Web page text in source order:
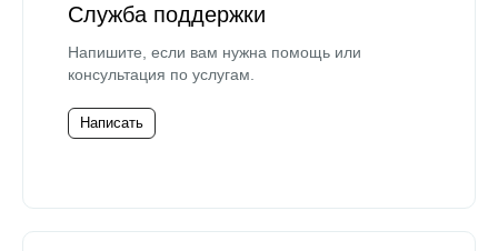
Служба поддержки
Напишите, если вам нужна помощь или
консультация по услугам.
Написать